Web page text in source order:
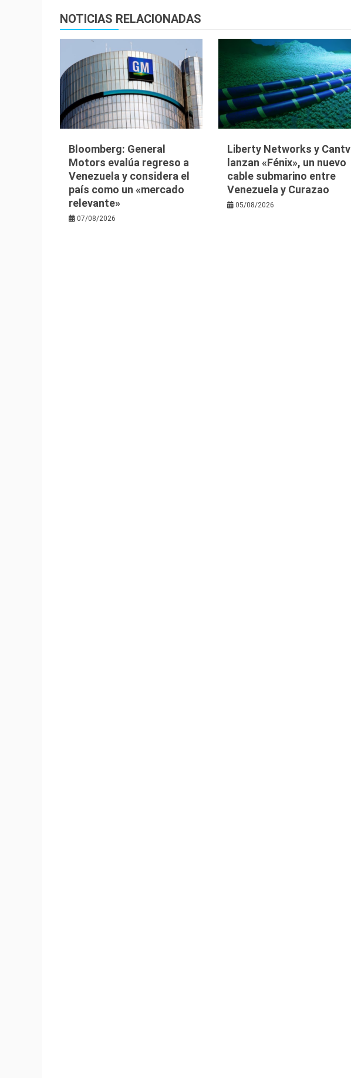
entradas
NOTICIAS RELACIONADAS
Bloomberg: General
Motors evalúa regreso a
Venezuela y considera el
país como un «mercado
relevante»
07/08/2026
Liberty Networks y Cantv
lanzan «Fénix», un nuevo
cable submarino entre
Venezuela y Curazao
05/08/2026